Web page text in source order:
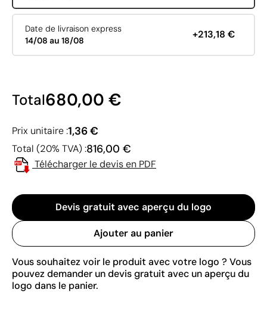
Date de livraison express
14/08 au 18/08
+213,18 €
Total680,00 €
Prix unitaire :1,36 €
Total (20% TVA) :816,00 €
Télécharger le devis en PDF
Devis gratuit avec aperçu du logo
Ajouter au panier
Vous souhaitez voir le produit avec votre logo ? Vous
pouvez demander un devis gratuit avec un aperçu du
logo dans le panier.